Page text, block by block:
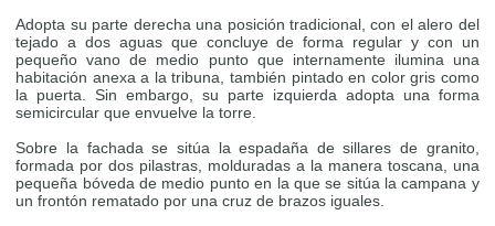
Adopta su parte derecha una posición tradicional, con el alero del
tejado a dos aguas que concluye de forma regular y con un
pequeño vano de medio punto que internamente ilumina una
habitación anexa a la tribuna, también pintado en color gris como
la puerta. Sin embargo, su parte izquierda adopta una forma
semicircular que envuelve la torre.
Sobre la fachada se sitúa la espadaña de sillares de granito,
formada por dos pilastras, molduradas a la manera toscana, una
pequeña bóveda de medio punto en la que se sitúa la campana y
un frontón rematado por una cruz de brazos iguales.